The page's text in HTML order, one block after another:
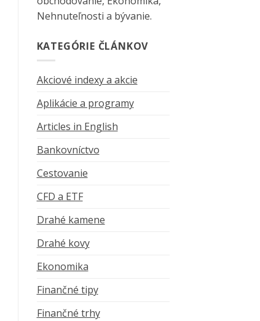
Nehnuteľnosti a bývanie.
KATEGÓRIE ČLÁNKOV
Akciové indexy a akcie
Aplikácie a programy
Articles in English
Bankovníctvo
Cestovanie
CFD a ETF
Drahé kamene
Drahé kovy
Ekonomika
Finančné tipy
Finančné trhy